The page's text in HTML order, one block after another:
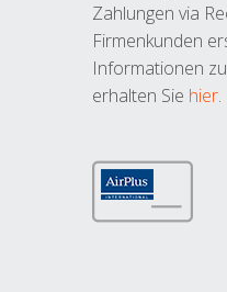
Zahlungen via
Firmenkunden
Informationen
erhalten Sie hier.